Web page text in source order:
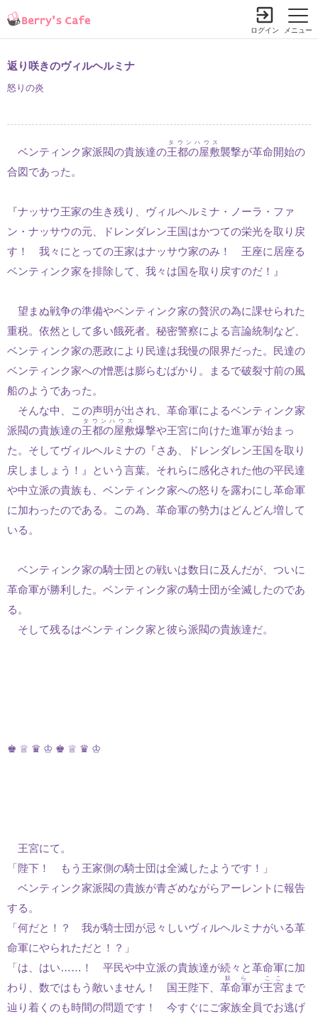
メニュー
ログイン
返り咲きのヴィルヘルミナ
怒りの炎
ベンティンク家派閥の貴族達の王都の屋敷
タウンハウス
襲撃が革命開始の
合図であった。
『ナッサウ王家の生き残り、ヴィルヘルミナ・ノーラ・ファ
ン・ナッサウの元、ドレンダレン王国はかつての栄光を取り戻
す！ 我々にとっての王家はナッサウ家のみ！ 王座に居座る
ベンティンク家を排除して、我々は国を取り戻すのだ！』
望まぬ戦争の準備やベンティンク家の贅沢の為に課せられた
重税。依然として多い餓死者。秘密警察による言論統制など、
ベンティンク家の悪政により民達は我慢の限界だった。民達の
ベンティンク家への憎悪は膨らむばかり。まるで破裂寸前の風
船のようであった。
そんな中、この声明が出され、革命軍によるベンティンク家
派閥の貴族達の王都の屋敷
タウンハウス
爆撃や王宮に向けた進軍が始まっ
た。そしてヴィルヘルミナの『さあ、ドレンダレン王国を取り
戻しましょう！』という言葉。それらに感化された他の平民達
や中立派の貴族も、ベンティンク家への怒りを露わにし革命軍
に加わったのである。この為、革命軍の勢力はどんどん増して
いる。
ベンティンク家の騎士団との戦いは数日に及んだが、ついに
革命軍が勝利した。ベンティンク家の騎士団が全滅したのであ
る。
そして残るはベンティンク家と彼ら派閥の貴族達だ。
♚ ♕ ♛ ♔ ♚ ♕ ♛ ♔
王宮にて。
「陛下！ もう王家側の騎士団は全滅したようです！」
ベンティンク家派閥の貴族が青ざめながらアーレントに報告
する。
「何だと！？ 我が騎士団が忌々しいヴィルヘルミナがいる革
命軍にやられただと！？」
「は、はい……！ 平民や中立派の貴族達が続々と革命軍に加
わり、数ではもう敵いません！ 国王陛下、 革命軍
奴ら
が王宮
ここ
まで
辿り着くのも時間の問題です！ 今すぐにご家族全員でお逃げ